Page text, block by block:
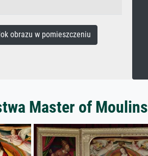
obrazu w pomieszczeniu
Master of Moulins